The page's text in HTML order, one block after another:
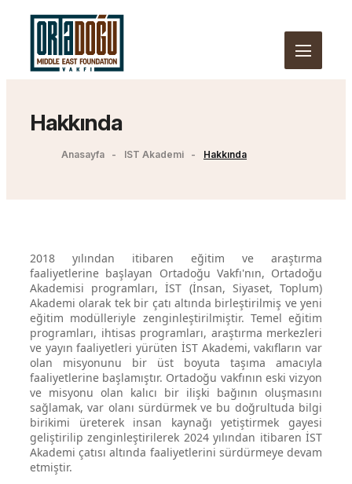
Hakkında
Anasayfa IST Akademi Hakkında
2018 yılından itibaren eğitim ve araştırma
faaliyetlerine başlayan Ortadoğu Vakfı'nın, Ortadoğu
Akademisi programları, İST (İnsan, Siyaset, Toplum)
Akademi olarak tek bir çatı altında birleştirilmiş ve yeni
eğitim modülleriyle zenginleştirilmiştir. Temel eğitim
programları, ihtisas programları, araştırma merkezleri
ve yayın faaliyetleri yürüten İST Akademi, vakıfların var
olan misyonunu bir üst boyuta taşıma amacıyla
faaliyetlerine başlamıştır. Ortadoğu vakfının eski vizyon
ve misyonu olan kalıcı bir ilişki bağının oluşmasını
sağlamak, var olanı sürdürmek ve bu doğrultuda bilgi
birikimi üreterek insan kaynağı yetiştirmek gayesi
geliştirilip zenginleştirilerek 2024 yılından itibaren İST
Akademi çatısı altında faaliyetlerini sürdürmeye devam
etmiştir.